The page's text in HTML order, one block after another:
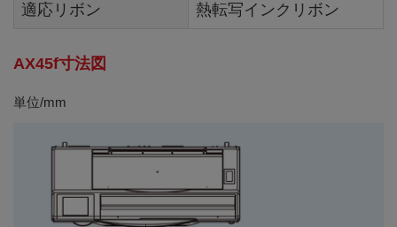
適応リボン 熱転写インクリボン
AX45f寸法図
単位/mm